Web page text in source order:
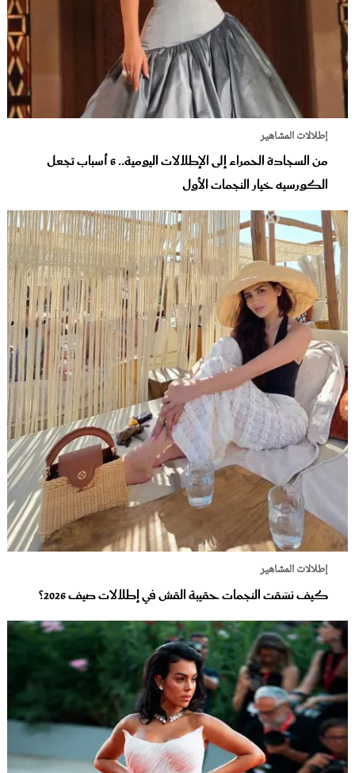
إطلالات المشاهير
من السجادة الحمراء إلى الإطلالات اليومية.. 6 أسباب تجعل
الكورسيه خيار النجمات الأول
إطلالات المشاهير
كيف نسّقت النجمات حقيبة القش في إطلالات صيف 2026؟